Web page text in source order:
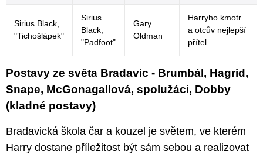
Sirius Black,
"Tichošlápek"
Sirius
Black,
"Padfoot"
Gary
Oldman
Harryho kmotr
a otcův nejlepší
přítel
Postavy ze světa Bradavic - Brumbál, Hagrid,
Snape, McGonagallová, spolužáci, Dobby
(kladné postavy)
Bradavická škola čar a kouzel je světem, ve kterém
Harry dostane příležitost být sám sebou a realizovat